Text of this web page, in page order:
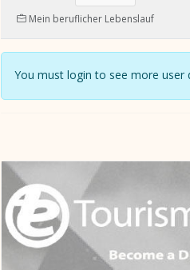
Mein beruflicher Lebenslauf
You must login to see more